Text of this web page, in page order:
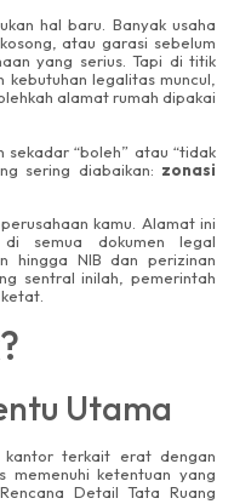
hal baru. Banyak usaha
atau garasi sebelum
yang serius. Tapi di titik
legalitas muncul,
alamat rumah dipakai
“boleh” atau “tidak
sering diabaikan: zonasi
kamu. Alamat ini
semua dokumen legal
hingga NIB dan perizinan
sentral inilah, pemerintah
Utama
kantor terkait erat dengan
memenuhi ketentuan yang
Detail Tata Ruang